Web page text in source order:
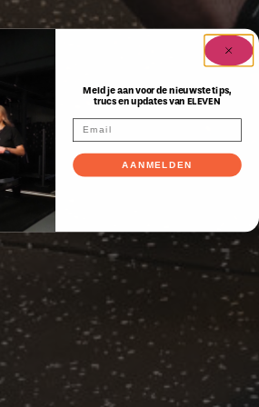
Meld je aan voor de nieuwste tips,
trucs en updates van ELEVEN
AANMELDEN